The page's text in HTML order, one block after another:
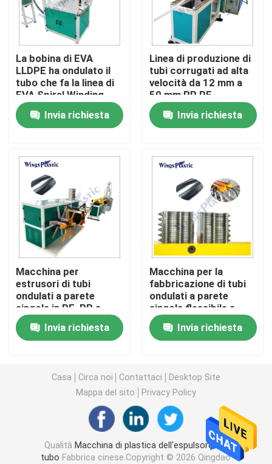
Contattici
Macchina di plastica dell'espulsore del tubo
Linea di plastica dell'estrusione del tubo
Macchina dell'espulsore del tubo dell'HDPE
Macchina dell'espulsore del tubo del PVC
Linea di produzione del tubo di PPR
Macchina dell'espulsore del tubo del PE
Macchina ondulata dell'espulsore del tubo
Macchina dell'estrusione della banda dell'ANIMALE
I pp attaccano la linea di produzione
Macchina di plastica dell'espulsore di strato
La bobina di EVA
LLDPE ha ondulato il
tubo che fa la linea di
EVA Spiral Winding
Pipe Production della
macchina per il tubo
flessibile
Invia richiesta
Linea di produzione di
tubi corrugati ad alta
velocità da 12 mm a
50 mm PP PE
Invia richiesta
Macchina per
estrusori di tubi
ondulati a parete
singola in PE, PP e
PVC
Invia richiesta
Macchina per la
fabbricazione di tubi
ondulati a parete
singola flessibile e
riduttibile
Invia richiesta
Casa Circa noi Contattaci
Desktop Site
Mappa del sito
Privacy Policy
Qualità Macchina di plastica dell'espulsore del
tubo Fabbrica cinese.Copyright © 2026 Qingdao